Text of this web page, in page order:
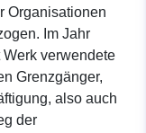
Organisationen
Im Jahr
verwendete
Grenzgänger,
also auch
der